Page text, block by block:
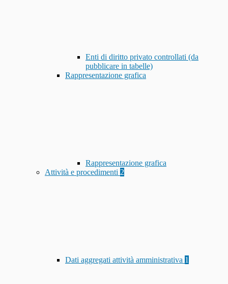
Enti di diritto privato controllati (da
pubblicare in tabelle)
Rappresentazione grafica
Rappresentazione grafica
Attività e procedimenti 2
Dati aggregati attività amministrativa 1